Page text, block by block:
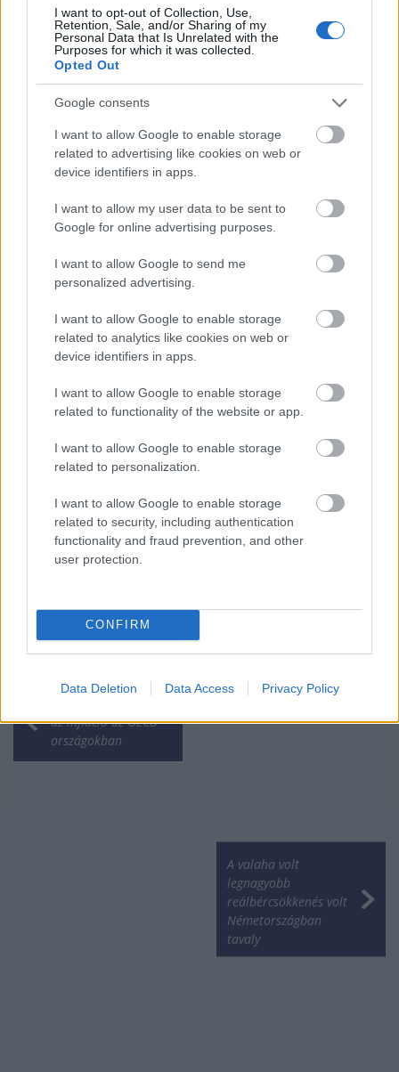
I want to opt-out of Collection, Use,
Retention, Sale, and/or Sharing of my
Personal Data that Is Unrelated with the
Purposes for which it was collected.
Opted Out
Google consents
I want to allow Google to enable storage
related to advertising like cookies on web or
device identifiers in apps.
I want to allow my user data to be sent to
Google for online advertising purposes.
I want to allow Google to send me
personalized advertising.
I want to allow Google to enable storage
related to analytics like cookies on web or
device identifiers in apps.
I want to allow Google to enable storage
related to functionality of the website or app.
I want to allow Google to enable storage
related to personalization.
I want to allow Google to enable storage
related to security, including authentication
functionality and fraud prevention, and other
user protection.
CONFIRM
Data Deletion Data Access Privacy Policy
Minden idők legjövedelmezőbbje és
legdrágábbja volt az amerikai foci vb -
gyorsmérleg
HÍREK 2026. júl. 20.
csavar a sztoriban
az infláció az OECD
országokban
A valaha volt
legnagyobb
reálbércsökkenés volt
Németországban
tavaly